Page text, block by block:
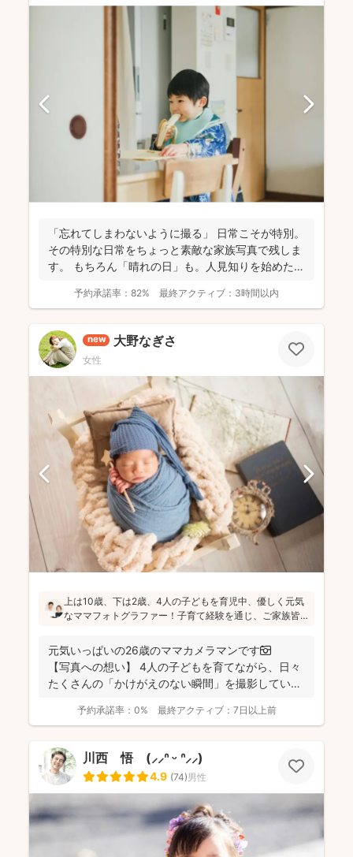
「忘れてしまわないように撮る」 日常こそが特別。
その特別な日常をちょっと素敵な家族写真で残しま
す。 もちろん「晴れの日」も。人見知りを始めた
予約承諾率： 82% 最終アクティブ： 3時間以内
new 大野なぎさ
女性
上は10歳、下は2歳、4人の子どもを育児中、優しく元気
なママフォトグラファー！子育て経験を通じ、ご家族皆
ちを大切にしています！お子さんに無理がないよう、お
喋りしながら楽しく撮影していきます(^^)
元気いっぱいの26歳のママカメラマンです📷
【写真への想い】 4人の子どもを育てながら、日々
たくさんの「かけがえのない瞬間」を撮影してい
予約承諾率： 0% 最終アクティブ： 7日以上前
川西 悟 (⸝⸝ᐢ ᵕ ᐢ⸝⸝)
4.9 (74)男性